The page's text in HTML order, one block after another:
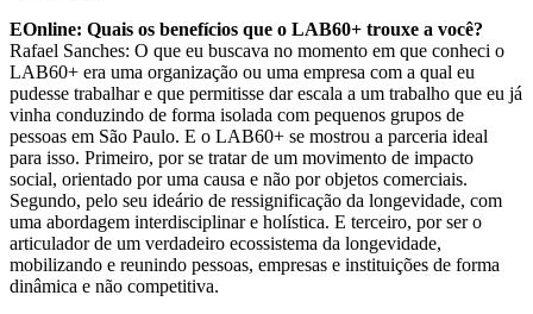
EOnline: Quais os benefícios que o LAB60+ trouxe a você?
Rafael Sanches: O que eu buscava no momento em que conheci o
LAB60+ era uma organização ou uma empresa com a qual eu
pudesse trabalhar e que permitisse dar escala a um trabalho que eu já
vinha conduzindo de forma isolada com pequenos grupos de
pessoas em São Paulo. E o LAB60+ se mostrou a parceria ideal
para isso. Primeiro, por se tratar de um movimento de impacto
social, orientado por uma causa e não por objetos comerciais.
Segundo, pelo seu ideário de ressignificação da longevidade, com
uma abordagem interdisciplinar e holística. E terceiro, por ser o
articulador de um verdadeiro ecossistema da longevidade,
mobilizando e reunindo pessoas, empresas e instituições de forma
dinâmica e não competitiva.